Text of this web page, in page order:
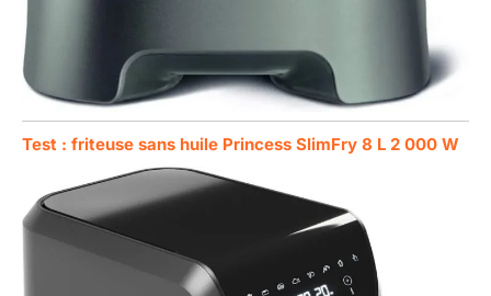
Test : friteuse sans huile Princess SlimFry 8 L 2 000 W